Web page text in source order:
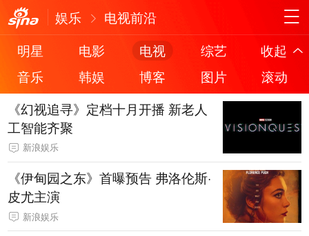
娱乐
电视前沿
明星
电影 电视 综艺
收起
音乐
韩娱 博客 图片
滚动
《幻视追寻》定档十月开播 新老人
工智能齐聚
新浪娱乐
《伊甸园之东》首曝预告 弗洛伦斯·
皮尤主演
新浪娱乐